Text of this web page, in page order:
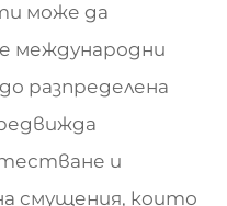
може да
международни
разпределена
и
смущения, които